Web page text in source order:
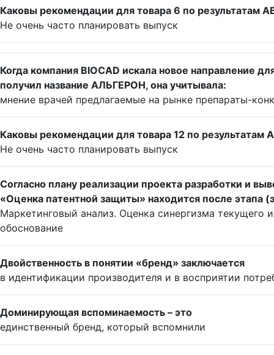
Каковы рекомендации для товара 6 по результатам
Не очень часто планировать выпуск
Когда компания BIOCAD искала новое направление
получил название АЛЬГЕРОН, она учитывала:
мнение врачей предлагаемые на рынке препараты-
Каковы рекомендации для товара 12 по результатам
Не очень часто планировать выпуск
Согласно плану реализации проекта разработки и
«Оценка патентной защиты» находится после этапа
Маркетинговый анализ. Оценка синергизма текущего
обоснование
Двойственность в понятии «бренд» заключается
в идентификации производителя и в восприятии
Доминирующая вспоминаемость – это
единственный бренд, который вспомнили